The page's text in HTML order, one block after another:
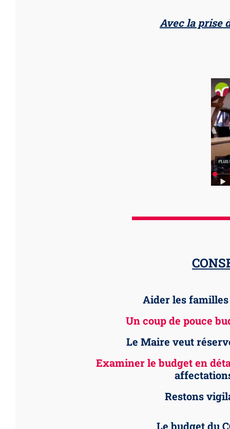
Avec la prise
Aider les
Un coup de pouce
Le Maire veut
Examiner le budget en
Restons
Le budget du